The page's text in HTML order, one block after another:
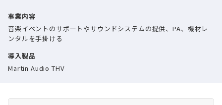
事業内容
音楽イベントのサポートやサウンドシステムの提供、PA、機材レ
ンタルを手掛ける
導入製品
Martin Audio THV